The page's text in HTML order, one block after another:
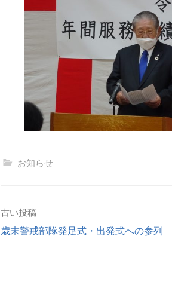
お知らせ
投
古い投稿
歳末警戒部隊発足式・出発式への参列